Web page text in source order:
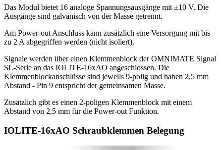
Das Modul bietet 16 analoge Spannungsausgänge mit ±10 V. Die
Ausgänge sind galvanisch von der Masse getrennt.
Am Power-out Anschluss kann zusätzlich eine Versorgung mit bis
zu 2 A abgegriffen werden (nicht isoliert).
Signale werden über einen Klemmenblock der OMNIMATE Signal
SL-Serie an das IOLITE-16xAO angeschlossen. Die
Klemmenblockanschlüsse sind jeweils 9-polig und haben 2,5 mm
Abstand - Pin 9 entspricht der gemeinsamen Masse.
Zusätzlich gibt es einen 2-poligen Klemmenblock mit einem
Abstand von 2,5 mm für die Power-out Funktion.
IOLITE-16xAO Schraubklemmen Belegung